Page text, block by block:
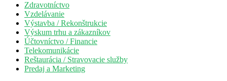
Zdravotníctvo
Vzdelávanie
Výstavba / Rekonštrukcie
Výskum trhu a zákazníkov
Účtovníctvo / Financie
Telekomunikácie
Reštaurácia / Stravovacie služby
Predaj a Marketing